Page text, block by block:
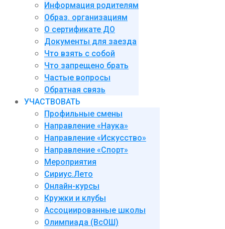
Информация родителям
Образ. организациям
О сертификате ДО
Документы для заезда
Что взять с собой
Что запрещено брать
Частые вопросы
Обратная связь
УЧАСТВОВАТЬ
Профильные смены
Направление «Наука»
Направление «Искусство»
Направление «Спорт»
Мероприятия
Сириус.Лето
Онлайн-курсы
Кружки и клубы
Ассоциированные школы
Олимпиада (ВсОШ)